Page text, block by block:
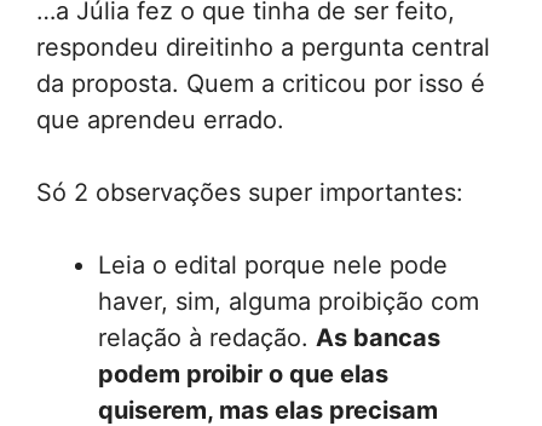
…a Júlia fez o que tinha de ser feito,
respondeu direitinho a pergunta central
da proposta. Quem a criticou por isso é
que aprendeu errado.
Só 2 observações super importantes:
Leia o edital porque nele pode
haver, sim, alguma proibição com
relação à redação. As bancas
podem proibir o que elas
quiserem, mas elas precisam